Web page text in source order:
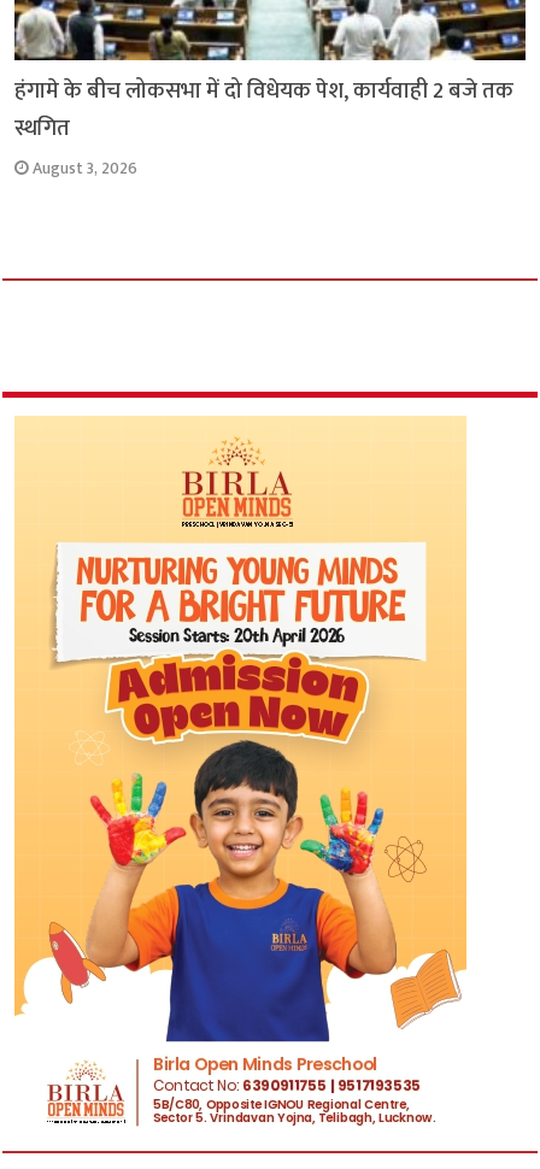
हंगामे के बीच लोकसभा में दो विधेयक पेश, कार्यवाही 2 बजे तक
स्थगित
August 3, 2026